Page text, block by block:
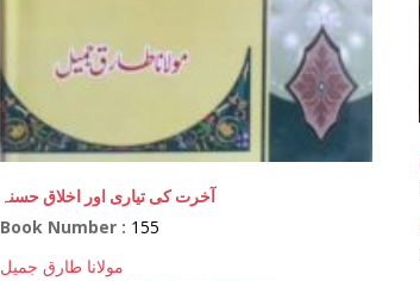
آخرت کی تیاری اور اخلاق حسنہ
Book Number : 155
مولانا طارق جمیل